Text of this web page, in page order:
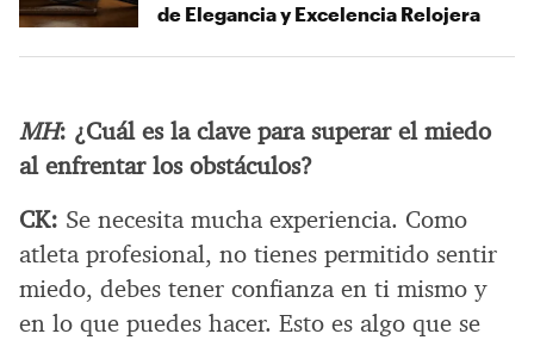
MH: ¿Cuál es la clave para superar el miedo
al enfrentar los obstáculos?
CK: Se necesita mucha experiencia. Como
atleta profesional, no tienes permitido sentir
miedo, debes tener confianza en ti mismo y
en lo que puedes hacer. Esto es algo que se
de Elegancia y Excelencia Relojera